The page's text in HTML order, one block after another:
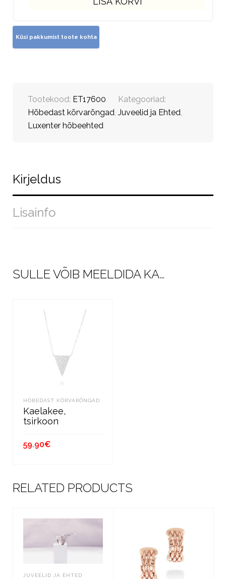
Tootekood: ET17600
Kategooriad:
Hõbedast kõrvarõngad, Juveelid ja Ehted,
Luxenter hõbeehted
Kirjeldus
Lisainfo
SULLE VÕIB MEELDIDA KA…
HÕBEDAST KÕRVARÕNGAD
Kaelakee,
tsirkoon
59.90€
RELATED PRODUCTS
JUVEELID JA EHTED